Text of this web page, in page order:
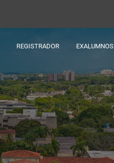
REGISTRADOR EXALUMNOS